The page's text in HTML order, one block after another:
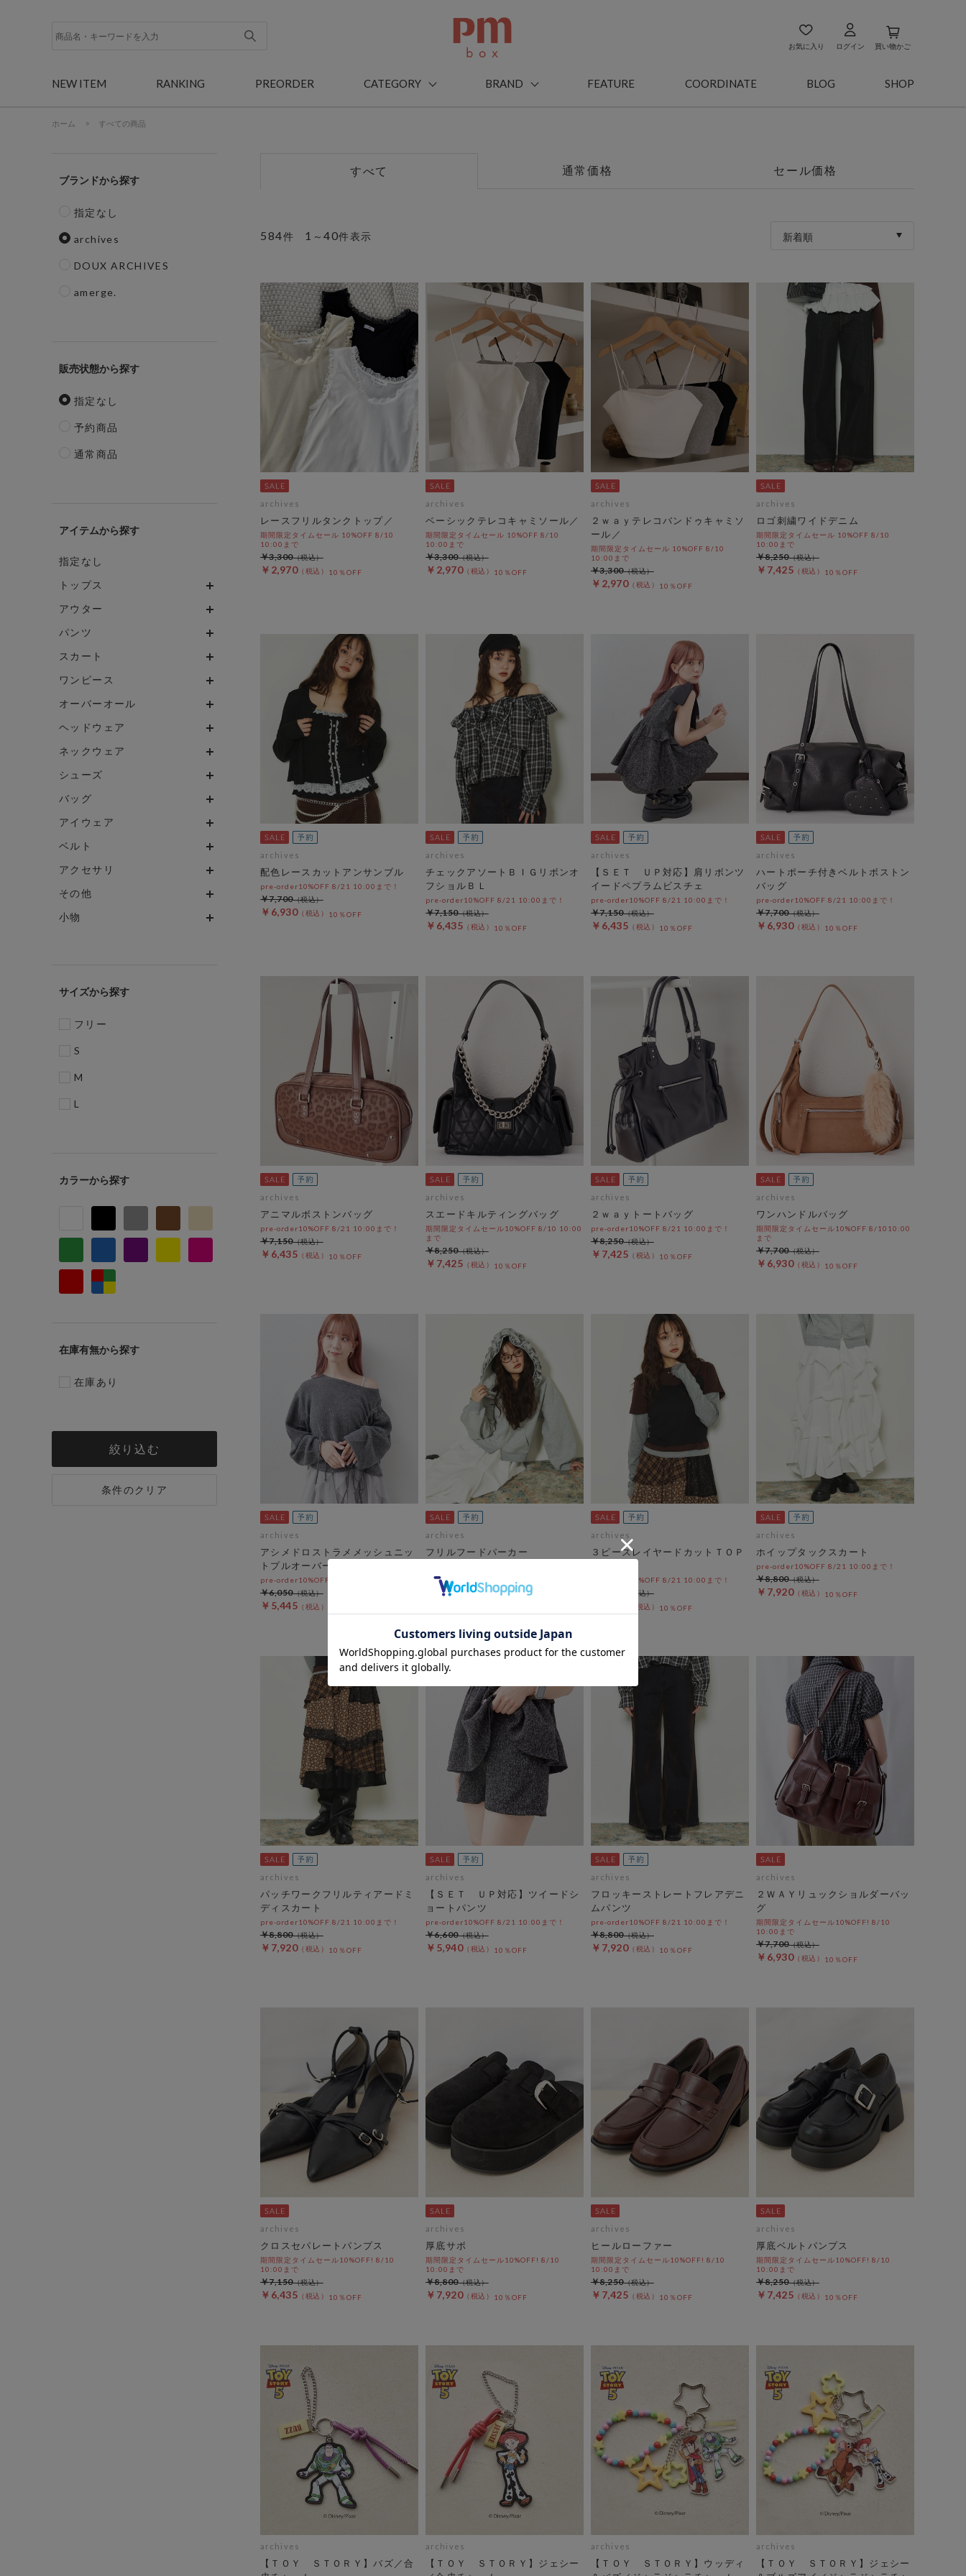
お気に入り ログイン 買い物かご
NEW ITEM RANKING PREORDER CATEGORY BRAND FEATURE COORDINATE BLOG SHOP
ホーム > すべての商品
ブランド
指定なし
archives
DOUX ARCHIVES
amerge.
販売状態
指定なし
予約商品
通常商品
アイテム
指定なし
トップス
アウター
パンツ
スカート
ワンピース
オーバーオール
ヘッドウェア
ネックウェア
シューズ
バッグ
アイウェア
ベルト
アクセサリ
その他
小物
サイズ
フリー
S
M
L
カラー
在庫有無
在庫あり
絞り込む
条件のクリア
すべて 通常価格 セール価格
584件 1 ～40件表示 新着順
archives
レースフリルタンクトップ／
期間限定タイムセール 10%OFF 8/10
10:00まで
￥2,970 10％OFF
￥3,300
archives
ベーシックテレコキャミソール／
期間限定タイムセール 10%OFF 8/10
10:00まで
￥2,970 10％OFF
￥3,300
archives
２ｗａｙテレコバンドゥキャミソ
ール／
期間限定タイムセール 10%OFF 8/10
10:00まで
￥2,970 10％OFF
￥3,300
archives
ロゴ刺繍ワイドデニム
期間限定タイムセール 10%OFF 8/10
10:00まで
￥7,425 10％OFF
￥8,250
archives
配色レースカットアンサンブル
pre-order10%OFF 8/21 10:00まで！
￥6,930 10％OFF
￥7,700
archives
チェックアソートＢＩＧリボンオ
フショルＢＬ
pre-order10%OFF 8/21 10:00まで！
￥6,435 10％OFF
￥7,150
archives
【ＳＥＴ ＵＰ対応】肩リボンツ
イードペプラムビスチェ
pre-order10%OFF 8/21 10:00まで！
￥6,435 10％OFF
￥7,150
archives
ハートポーチ付きベルトボストン
バッグ
pre-order10%OFF 8/21 10:00まで！
￥6,930 10％OFF
￥7,700
archives
アニマルボストンバッグ
pre-order10%OFF 8/21 10:00まで！
￥6,435 10％OFF
￥7,150
archives
スエードキルティングバッグ
期間限定タイムセール10%OFF 8/10 10:00
まで
￥7,425 10％OFF
￥8,250
archives
２ｗａｙトートバッグ
pre-order10%OFF 8/21 10:00まで！
￥7,425 10％OFF
￥8,250
archives
ワンハンドルバッグ
期間限定タイムセール10%OFF 8/1010:00
まで
￥6,930 10％OFF
￥7,700
archives
アシメドロストラメメッシュニッ
トプルオーバー
pre-order10%OFF 8/21 10:00まで！
￥5,445
￥6,050
archives
フリルフードパーカー
￥6,930 10％OFF
￥7,700
archives
３ピースレイヤードカットＴＯＰ
pre-order10%OFF 8/21 10:00まで！
10％OFF
archives
ホイップタックスカート
pre-order10%OFF 8/21 10:00まで！
￥7,920 10％OFF
￥8,800
archives
パッチワークフリルティアードミ
ディスカート
pre-order10%OFF 8/21 10:00まで！
￥7,920 10％OFF
￥8,800
archives
【ＳＥＴ ＵＰ対応】ツイードシ
ョートパンツ
pre-order10%OFF 8/21 10:00まで！
￥5,940 10％OFF
￥6,600
archives
フロッキーストレートフレアデニ
ムパンツ
pre-order10%OFF 8/21 10:00まで！
￥7,920 10％OFF
￥8,800
archives
２ＷＡＹリュックショルダーバッ
グ
期間限定タイムセール10%OFF! 8/10
10:00まで
￥6,930 10％OFF
￥7,700
archives
クロスセパレートパンプス
期間限定タイムセール10%OFF! 8/10
10:00まで
￥6,435 10％OFF
￥7,150
archives
厚底サボ
期間限定タイムセール10%OFF! 8/10
10:00まで
￥7,920 10％OFF
￥8,800
archives
ヒールローファー
期間限定タイムセール10%OFF! 8/10
10:00まで
￥7,425 10％OFF
￥8,250
archives
厚底ベルトパンプス
期間限定タイムセール10%OFF! 8/10
10:00まで
￥7,425 10％OFF
￥8,250
archives
【ＴＯＹ ＳＴＯＲＹ】バズ／合
archives
【ＴＯＹ ＳＴＯＲＹ】ジェシー
archives
【ＴＯＹ ＳＴＯＲＹ】ウッディ
archives
【ＴＯＹ ＳＴＯＲＹ】ジェシー